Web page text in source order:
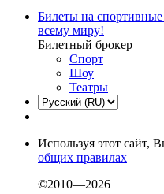
Билеты на
всему миру!
Билетный брокер
Спорт
Шоу
Театры
Используя этот сайт,
общих правилах
©2010—2026